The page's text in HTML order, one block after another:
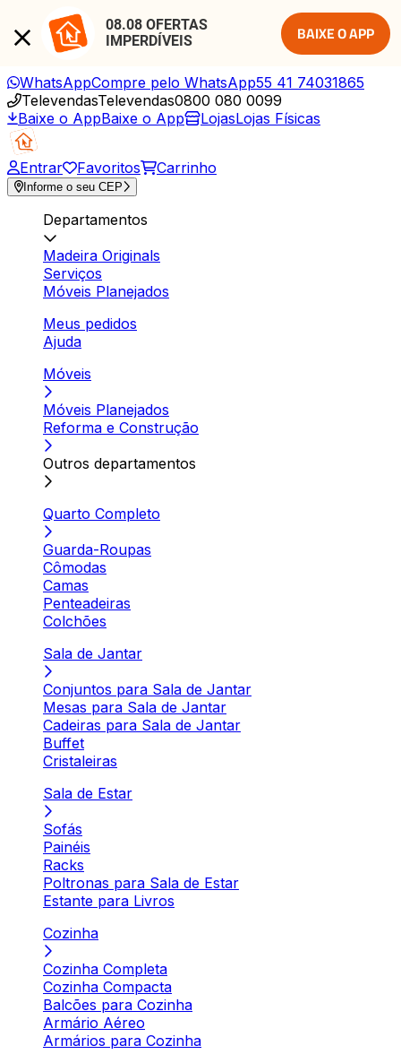
08.08 OFERTAS
IMPERDÍVEIS
BAIXE O APP
WhatsAppCompre pelo WhatsApp55 41 74031865
TelevendasTelevendas0800 080 0099
Baixe o AppBaixe o App LojasLojas Físicas
Entrar Favoritos Carrinho
Informe o seu CEP
Departamentos
Madeira Originals
Serviços
Móveis Planejados
Meus pedidos
Ajuda
Móveis
Móveis Planejados
Reforma e Construção
Outros departamentos
Quarto Completo
Guarda-Roupas
Cômodas
Camas
Penteadeiras
Colchões
Sala de Jantar
Conjuntos para Sala de Jantar
Mesas para Sala de Jantar
Cadeiras para Sala de Jantar
Buffet
Cristaleiras
Sala de Estar
Sofás
Painéis
Racks
Poltronas para Sala de Estar
Estante para Livros
Cozinha
Cozinha Completa
Cozinha Compacta
Balcões para Cozinha
Armário Aéreo
Armários para Cozinha